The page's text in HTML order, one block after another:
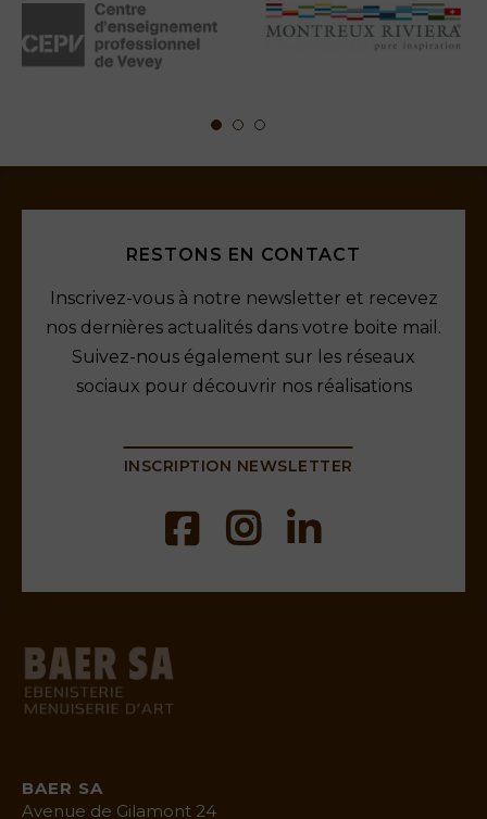
RESTONS EN CONTACT
Inscrivez-vous à notre newsletter et recevez
nos dernières actualités dans votre boite mail.
Suivez-nous également sur les réseaux
sociaux pour découvrir nos réalisations
INSCRIPTION NEWSLETTER
BAER SA
Avenue de Gilamont 24